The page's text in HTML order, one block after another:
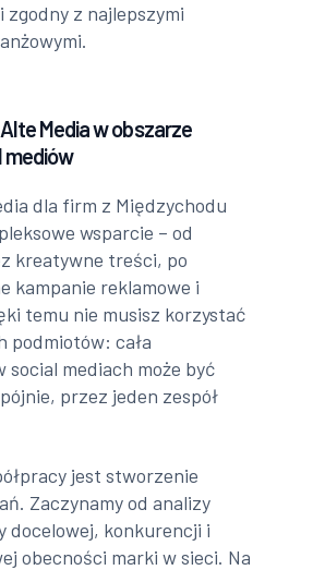
zgodny z najlepszymi
Media w obszarze
mediów
dla firm z Międzychodu
wsparcie – od
kreatywne treści, po
kampanie reklamowe i
temu nie musisz korzystać
podmiotów: cała
social mediach może być
przez jeden zespół
jest stworzenie
Zaczynamy od analizy
docelowej, konkurencji i
obecności marki w sieci. Na